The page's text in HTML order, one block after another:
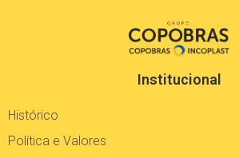
Institucional
Histórico
Política e Valores